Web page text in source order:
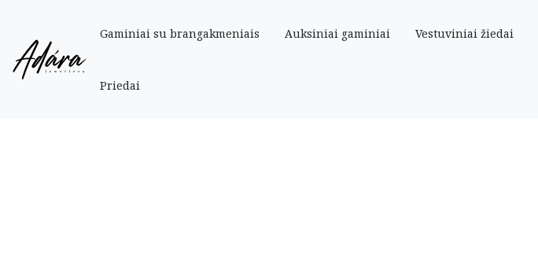
Gaminiai su brangakmeniais Auksiniai gaminiai Vestuviniai žiedai
Priedai
Pradinis Parduotuve » Auksiniai